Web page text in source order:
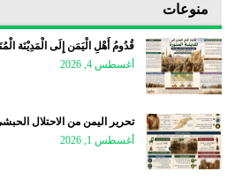
منوعات
قُدُومُ أَهْلِ الْيَمَن إِلَى الْمَدِيْنَة
أغسطس 4, 2026
تحرير اليمن من الاحتلال الحبشي عام 572م.
أغسطس 1, 2026